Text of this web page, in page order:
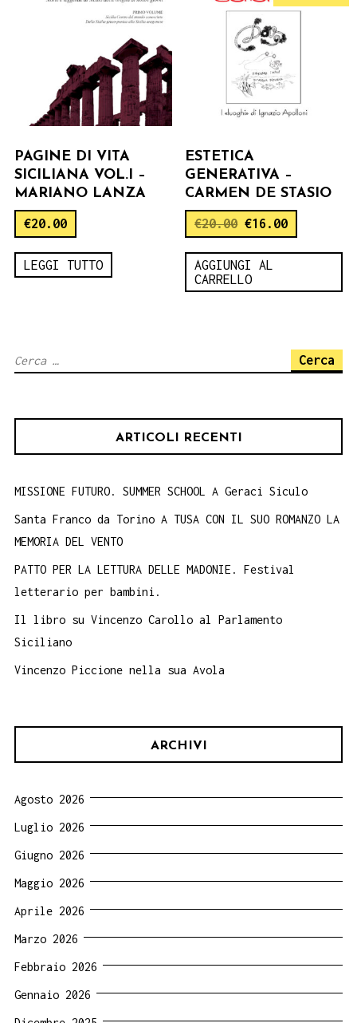
PAGINE DI VITA
SICILIANA VOL.I –
MARIANO LANZA
€20.00
LEGGI TUTTO
ESTETICA
GENERATIVA –
CARMEN DE STASIO
€20.00 €16.00
AGGIUNGI AL
CARRELLO
Ricerca
ARTICOLI RECENTI
MISSIONE FUTURO. SUMMER SCHOOL A Geraci Siculo
Santa Franco da Torino A TUSA CON IL SUO ROMANZO LA
MEMORIA DEL VENTO
PATTO PER LA LETTURA DELLE MADONIE. Festival
letterario per bambini.
Il libro su Vincenzo Carollo al Parlamento
Siciliano
Vincenzo Piccione nella sua Avola
ARCHIVI
Agosto 2026
Luglio 2026
Giugno 2026
Maggio 2026
Aprile 2026
Marzo 2026
Febbraio 2026
Gennaio 2026